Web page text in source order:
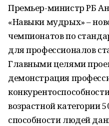
Премьер-министр РБ
«Навыки мудрых» –
чемпионатов по
для профессионалов
Главными целями
демонстрация
возрастной категории
способности людей